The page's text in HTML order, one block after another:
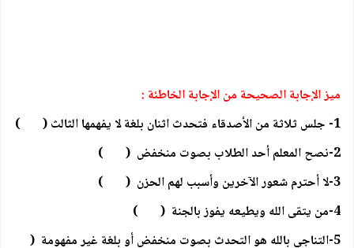
ميز الإجابة الصحيحة من الإجابة الخاطئة :
1- جلس ثلاثة من الأصدقاء فتحدث اثنان بلغة لا يفهمها الثالث ( )
2-نصح المعلم أحد الطلاب بصوت منخفض ( )
3-لا أحترم شعور الآخرين وأسبب لهم الحزن ( )
4-من يتقى الله ويطيعه يفوز بالجنة ( )
5-التناجي بالله هو التحدث بصوت منخفض أو بلغة غير مفهومة (